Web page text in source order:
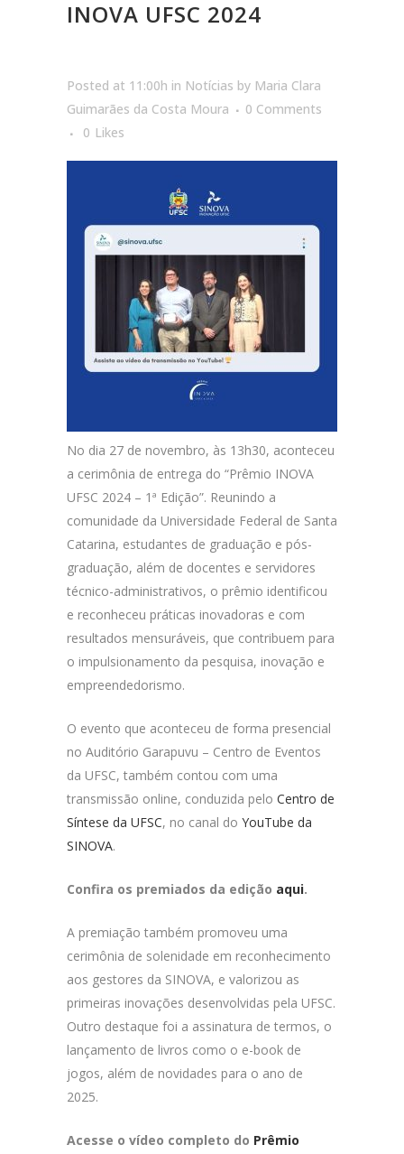
INOVA UFSC 2024
Posted at 11:00h in Notícias by Maria Clara
Guimarães da Costa Moura
0 Comments
0 Likes
No dia 27 de novembro, às 13h30, aconteceu
a cerimônia de entrega do “Prêmio INOVA
UFSC 2024 – 1ª Edição”. Reunindo a
comunidade da Universidade Federal de Santa
Catarina, estudantes de graduação e pós-
graduação, além de docentes e servidores
técnico-administrativos, o prêmio identificou
e reconheceu práticas inovadoras e com
resultados mensuráveis, que contribuem para
o impulsionamento da pesquisa, inovação e
empreendedorismo.
O evento que aconteceu de forma presencial
no Auditório Garapuvu – Centro de Eventos
da UFSC, também contou com uma
transmissão online, conduzida pelo Centro de
Síntese da UFSC, no canal do YouTube da
SINOVA.
Confira os premiados da edição aqui.
A premiação também promoveu uma
cerimônia de solenidade em reconhecimento
aos gestores da SINOVA, e valorizou as
primeiras inovações desenvolvidas pela UFSC.
Outro destaque foi a assinatura de termos, o
lançamento de livros como o e-book de
jogos, além de novidades para o ano de
2025.
Acesse o vídeo completo do Prêmio